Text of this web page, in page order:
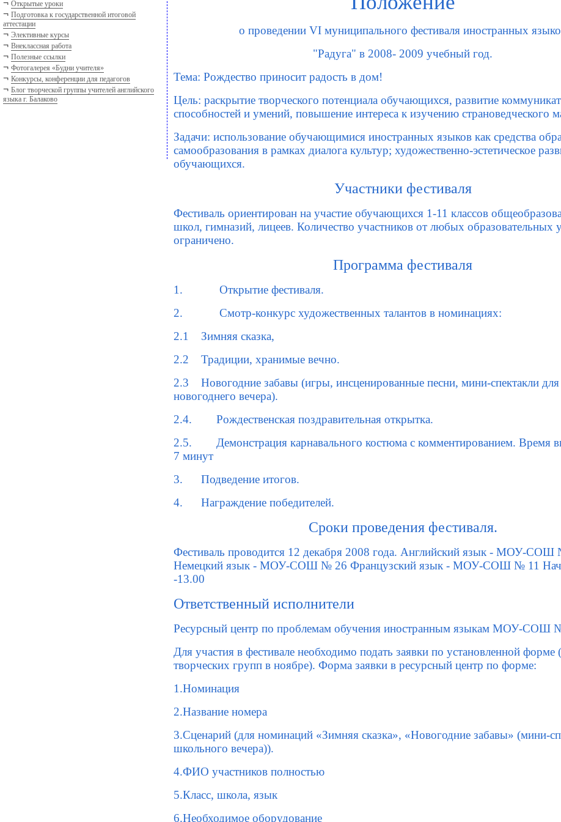
¬ Открытые уроки
¬ Подготовка к государственной итоговой
аттестации
¬ Элективные курсы
¬ Внеклассная работа
¬ Полезные ссылки
¬ Фотогалерея «Будни учителя»
¬ Конкурсы, конференции для педагогов
¬ Блог творческой группы учителей английского
языка г. Балаково
о проведении VI муниципального фестиваля иностранных
"Радуга" в 2008- 2009 учебный год.
Тема: Рождество приносит радость в дом!
Цель: раскрытие творческого потенциала обучающихся, развитие
способностей и умений, повышение интереса к изучению страноведческого
Задачи: использование обучающимися иностранных языков как средства
самообразования в рамках диалога культур; художественно-эстетическое
обучающихся.
Участники фестиваля
Фестиваль ориентирован на участие обучающихся 1-11 классов
школ, гимназий, лицеев. Количество участников от любых образовательных
ограничено.
Программа фестиваля
1. Открытие фестиваля.
2. Смотр-конкурс художественных талантов в номинациях:
2.1 Зимняя сказка,
2.2 Традиции, хранимые вечно.
2.3 Новогодние забавы (игры, инсценированные песни, мини-спектакли
новогоднего вечера).
2.4. Рождественская поздравительная открытка.
2.5. Демонстрация карнавального костюма с комментированием. Время
7 минут
3. Подведение итогов.
4. Награждение победителей.
Сроки проведения фестиваля.
Фестиваль проводится 12 декабря 2008 года. Английский язык - МОУ-СОШ
Немецкий язык - МОУ-СОШ № 26 Французский язык - МОУ-СОШ № 11
-13.00
Ответственный исполнители
Ресурсный центр по проблемам обучения иностранным языкам МОУ-СОШ
Для участия в фестивале необходимо подать заявки по установленной форме
творческих групп в ноябре). Форма заявки в ресурсный центр по форме:
1.Номинация
2.Название номера
3.Сценарий (для номинаций «Зимняя сказка», «Новогодние забавы» (мини-
школьного вечера)).
4.ФИО участников полностью
5.Класс, школа, язык
6.Необходимое оборудование